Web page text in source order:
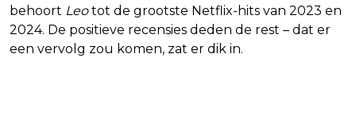
behoort Leotot de grootste Netflix-hits van 2023 en
2024. De positieve recensies deden de rest – dat er
een vervolg zou komen, zat er dik in.